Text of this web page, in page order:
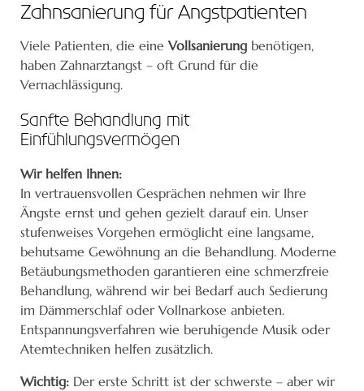
Zahnsanierung für Angstpatienten
Viele Patienten, die eineVollsanierung benötigen,
haben Zahnarztangst – oft Grund für die
Vernachlässigung.
Sanfte Behandlung mit
Einfühlungsvermögen
Wir helfen Ihnen:
In vertrauensvollen Gesprächen nehmen wir Ihre
Ängste ernst und gehen gezielt darauf ein. Unser
stufenweises Vorgehen ermöglicht eine langsame,
behutsame Gewöhnung an die Behandlung. Moderne
Betäubungsmethoden garantieren eine schmerzfreie
Behandlung, während wir bei Bedarf auch Sedierung
im Dämmerschlaf oder Vollnarkose anbieten.
Entspannungsverfahren wie beruhigende Musik oder
Atemtechniken helfen zusätzlich.
Wichtig: Der erste Schritt ist der schwerste – aber wir